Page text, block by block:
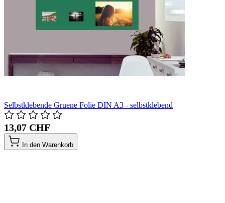
Selbstklebende Gruene Folie DIN A3 - selbstklebend
13,07 CHF
In den Warenkorb